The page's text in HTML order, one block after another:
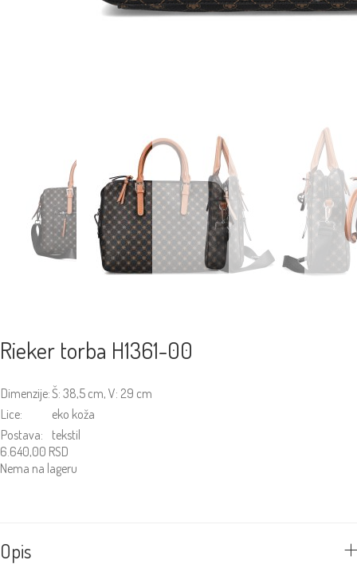
Rieker torba H1361-00
Dimenzije:Š: 38,5 cm, V: 29 cm
Lice:
eko koža
Postava:
tekstil
6.640,00 RSD
Nema na lageru
Opis